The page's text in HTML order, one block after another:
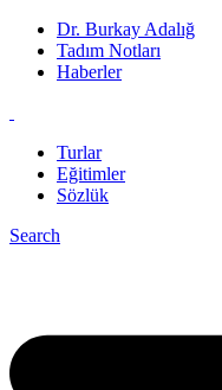
Dr. Burkay Adalığ
Tadım Notları
Haberler
Turlar
Eğitimler
Sözlük
Search